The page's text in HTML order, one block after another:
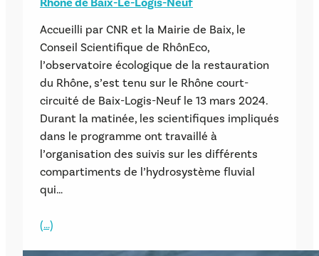
Accueilli par CNR et la Mairie de Baix, le
Conseil Scientifique de RhônEco,
l’observatoire écologique de la restauration
du Rhône, s’est tenu sur le Rhône court-
circuité de Baix-Logis-Neuf le 13 mars 2024.
Durant la matinée, les scientifiques impliqués
dans le programme ont travaillé à
l’organisation des suivis sur les différents
compartiments de l’hydrosystème fluvial
qui…
(…)